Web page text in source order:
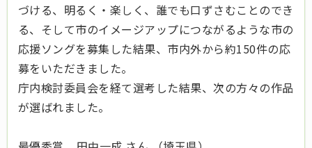
づける、明るく・楽しく、誰でも口ずさむことのでき
る、そして市のイメージアップにつながるような市の
応援ソングを募集した結果、市内外から約150件の応
募をいただきました。
庁内検討委員会を経て選考した結果、次の方々の作品
が選ばれました。